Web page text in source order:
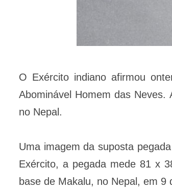
O Exército indiano afirmou
Abominável Homem das
no Nepal.
Uma imagem da suposta
Exército, a pegada mede 81 x
base de Makalu, no Nepal, em 9